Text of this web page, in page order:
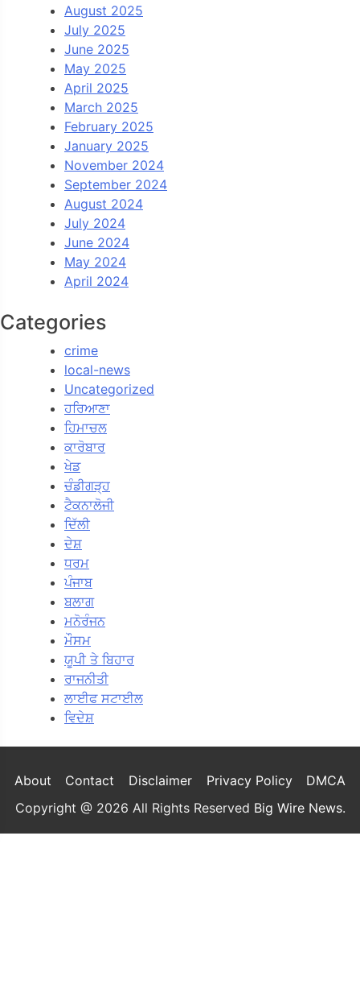
August 2025
July 2025
June 2025
May 2025
April 2025
March 2025
February 2025
January 2025
November 2024
September 2024
August 2024
July 2024
June 2024
May 2024
April 2024
Categories
crime
local-news
Uncategorized
ਹਰਿਆਣਾ
ਹਿਮਾਚਲ
ਕਾਰੋਬਾਰ
ਖੇਡ
ਚੰਡੀਗੜ੍ਹ
ਟੈਕਨਾਲੋਜੀ
ਦਿੱਲੀ
ਦੇਸ਼
ਧਰਮ
ਪੰਜਾਬ
ਬਲਾਗ
ਮਨੋਰੰਜਨ
ਮੌਸਮ
ਯੂਪੀ ਤੇ ਬਿਹਾਰ
ਰਾਜਨੀਤੀ
ਲਾਈਫ ਸਟਾਈਲ
ਵਿਦੇਸ਼
About Contact Disclaimer Privacy Policy
DMCA
Copyright @ 2026 All Rights Reserved Big Wire News.